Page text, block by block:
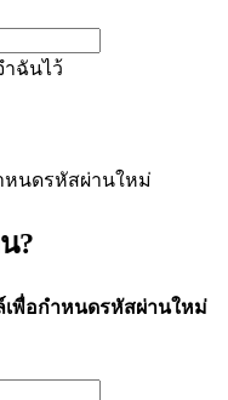
ำฉันไว้
หนดรหัสผ่านใหม่
?
เพื่อกำหนดรหัสผ่านใหม่